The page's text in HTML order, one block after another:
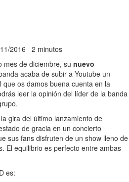
2016 2 minutos
mes de diciembre, su nuevo
acaba de subir a Youtube un
que os damos buena cuenta en la
leer la opinión del líder de la banda
gira del último lanzamiento de
de gracia en un concierto
sus fans disfruten de un show lleno de
El equilibrio es perfecto entre ambas
es: